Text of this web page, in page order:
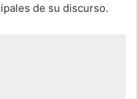
de su discurso.